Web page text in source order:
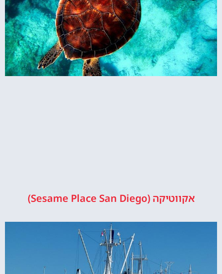
אקווטיקה (Sesame Place San Diego)